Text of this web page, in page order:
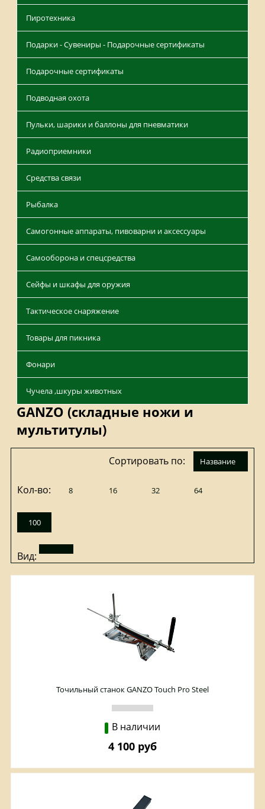
Пиротехника
Подарки - Сувениры - Подарочные сертификаты
Подарочные сертификаты
Подводная охота
Пульки, шарики и баллоны для пневматики
Радиоприемники
Средства связи
Рыбалка
Самогонные аппараты, пивоварни и аксессуары
Самооборона и спецсредства
Сейфы и шкафы для оружия
Тактическое снаряжение
Товары для пикника
Фонари
Чучела ,шкуры животных
GANZO (складные ножи и
мультитулы)
Сортировать по: название
Кол-во: 8 16 32 64
100
Вид:
Точильный станок GANZO Touch Pro Steel
В наличии
4 100 руб